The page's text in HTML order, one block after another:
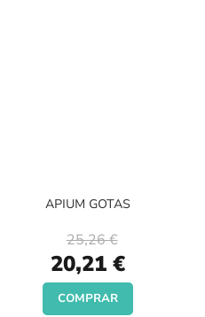
APIUM GOTAS
Special
Price
20,21 €
25,26 €
COMPRAR